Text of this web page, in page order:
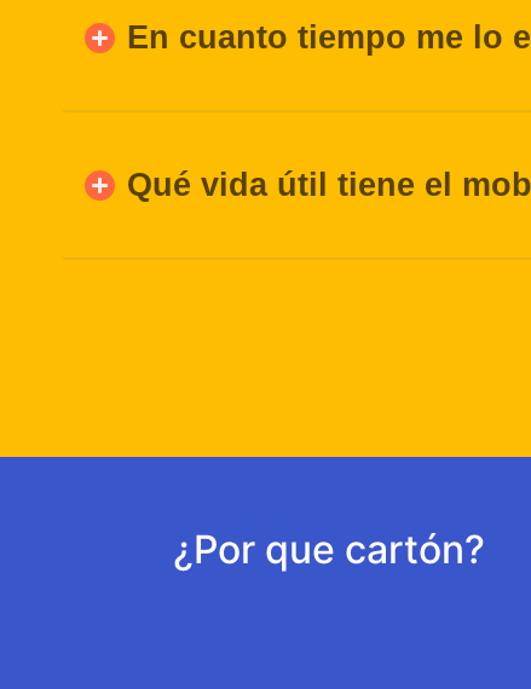
En cuanto tiempo me lo
Qué vida útil tiene el
¿Por que cartón?